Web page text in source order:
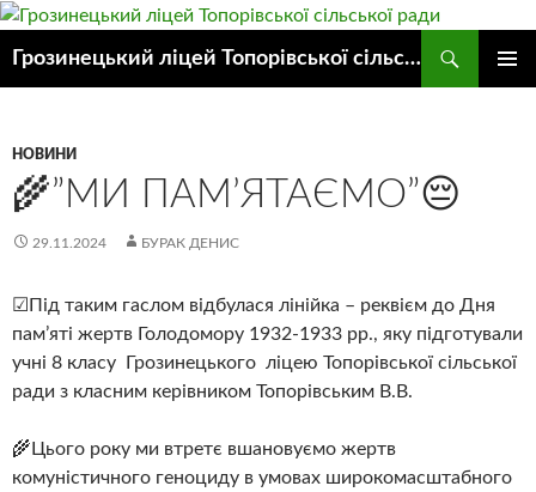
Грозинецький ліцей Топорівської сільської ради
НОВИНИ
🌾”МИ ПАМ’ЯТАЄМО”😔
29.11.2024 БУРАК ДЕНИС
☑Під таким гаслом відбулася лінійка – реквієм до Дня
пам’яті жертв Голодомору 1932-1933 рр., яку підготували
учні 8 класу Грозинецького ліцею Топорівської сільської
ради з класним керівником Топорівським В.В.
🌾Цього року ми втретє вшановуємо жертв
комуністичного геноциду в умовах широкомасштабного